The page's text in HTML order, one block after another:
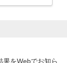
果をWebでお知ら